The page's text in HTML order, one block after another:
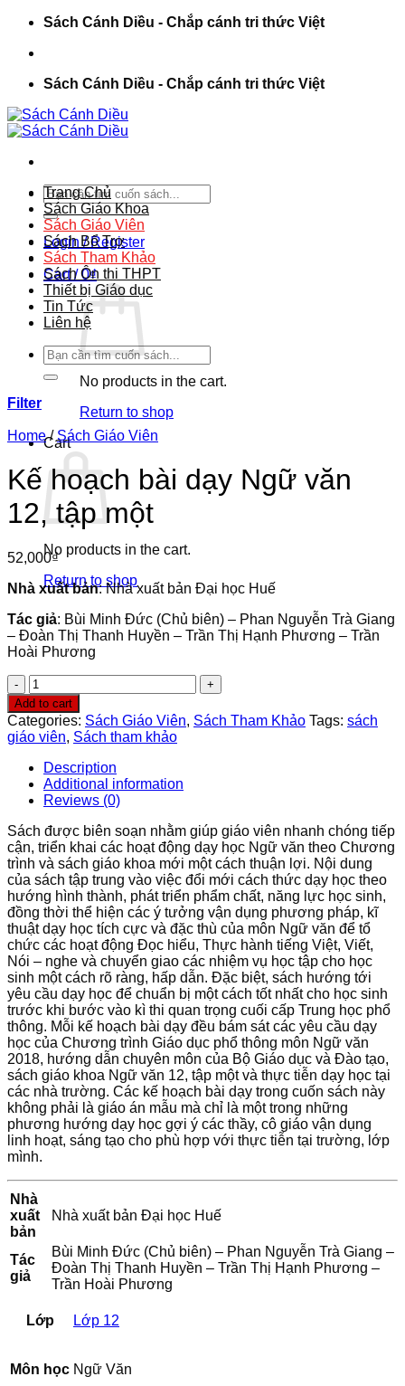
ChuyểnSách Cánh Diều - Chắp cánh tri thức Việt
Sách Cánh Diều - Chắp cánh tri thức Việt
Search
for:
Login / Register
Cart /0₫
No products in the cart.
Return to shop
Cart
No products in the cart.
Return to shop
Trang Chủ
Sách Giáo Khoa
Sách Giáo Viên
Sách Bổ Trợ
Sách Tham Khảo
Sách Ôn thi THPT
Thiết bị Giáo dục
Tin Tức
Liên hệ
Search
for:
Filter
Home / Sách Giáo Viên
Kế hoạch bài dạy Ngữ văn
12, tập một
52,000₫
Nhà xuất bản: Nhà xuất bản Đại học Huế
Tác giả: Bùi Minh Đức (Chủ biên) – Phan Nguyễn Trà Giang
– Đoàn Thị Thanh Huyền – Trần Thị Hạnh Phương – Trần
Hoài Phương
Kế
hoạch
bài
dạy
Ngữ
văn
12,
tập
một
quantity
Add to cart
Categories: Sách Giáo Viên, Sách Tham Khảo Tags: sách
giáo viên, Sách tham khảo
Description
Additional information
Reviews (0)
Sách được biên soạn nhằm giúp giáo viên nhanh chóng tiếp
cận, triển khai các hoạt động dạy học Ngữ văn theo Chương
trình và sách giáo khoa mới một cách thuận lợi. Nội dung
của sách tập trung vào việc đổi mới cách thức dạy học theo
hướng hình thành, phát triển phẩm chất, năng lực học sinh,
đồng thời thể hiện các ý tưởng vận dụng phương pháp, kĩ
thuật dạy học tích cực và đặc thù của môn Ngữ văn để tổ
chức các hoạt động Đọc hiểu, Thực hành tiếng Việt, Viết,
Nói – nghe và chuyển giao các nhiệm vụ học tập cho học
sinh một cách rõ ràng, hấp dẫn. Đặc biệt, sách hướng tới
yêu cầu dạy học để chuẩn bị một cách tốt nhất cho học sinh
trước khi bước vào kì thi quan trọng cuối cấp Trung học phổ
thông. Mỗi kế hoạch bài dạy đều bám sát các yêu cầu dạy
học của Chương trình Giáo dục phổ thông môn Ngữ văn
2018, hướng dẫn chuyên môn của Bộ Giáo dục và Đào tạo,
sách giáo khoa Ngữ văn 12, tập một và thực tiễn dạy học tại
các nhà trường. Các kế hoạch bài dạy trong cuốn sách này
không phải là giáo án mẫu mà chỉ là một trong những
phương hướng dạy học gợi ý các thầy, cô giáo vận dụng
linh hoạt, sáng tạo cho phù hợp với thực tiễn tại trường, lớp
mình.
Nhà
xuất
bản
Nhà xuất bản Đại học Huế
Tác
giả
Bùi Minh Đức (Chủ biên) – Phan Nguyễn Trà Giang –
Đoàn Thị Thanh Huyền – Trần Thị Hạnh Phương –
Trần Hoài Phương
Lớp Lớp 12
Môn học Ngữ Văn